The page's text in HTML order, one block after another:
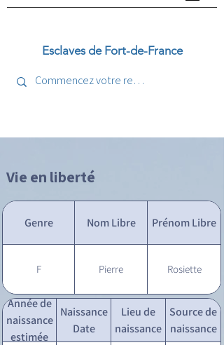
Esclaves de Fort-de-France
Vie en liberté
Genre Nom Libre Prénom Libre
F Pierre Rosiette
Année de
naissance
estimée
Naissance
Date
Lieu de
naissance
Source de
naissance